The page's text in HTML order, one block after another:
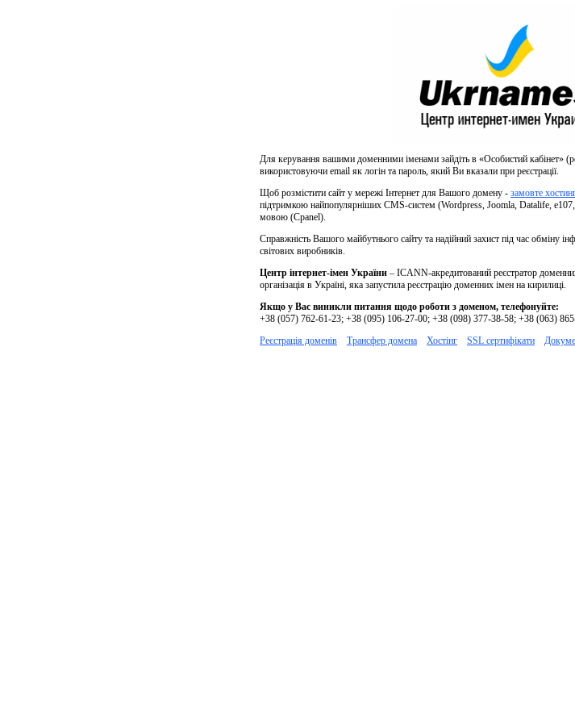
Для керування вашими доменними іменами зайдіть в «Особистий кабінет»
використовуючи email як логін та пароль, який Ви вказали при реєстрації.
Щоб розмістити сайт у мережі Інтернет для Вашого домену - замовте хостинг
підтримкою найпопулярніших CMS-систем (Wordpress, Joomla, Datalife,
мовою (Cpanel).
Справжність Вашого майбутнього сайту та надійний захист під час обміну
світових виробників.
Центр інтернет-імен України – ICANN-акредитований реєстратор
організація в Україні, яка запустила реєстрацію доменних імен на кирилиці.
Якщо у Вас виникли питання щодо роботи з доменом, телефонуйте:
+38 (057) 762-61-23; +38 (095) 106-27-00; +38 (098) 377-38-58; +38 (063)
Реєстрація доменів
Трансфер домена Хостінг SSL сертифікати